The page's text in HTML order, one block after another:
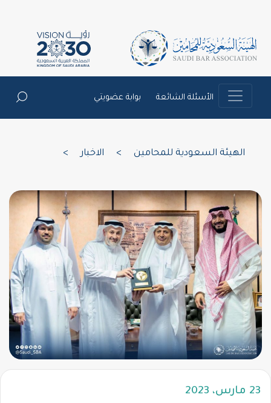
الأسئلة الشائعة بوابة عضويتي
الهيئة السعودية للمحامين الاخبار
23 مارس، 2023